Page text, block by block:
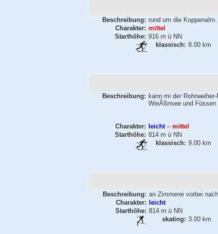
Beschreibung: rund um die
Charakter: mittel
Starthöhe: 916 m ü NN
klassisch: 8.00 km
Beschreibung: kann mi der
WeiÃßnsee und Füssen
Charakter: leicht– mittel
Starthöhe: 814 m ü NN
klassisch: 9.00 km
Beschreibung: an Zimmerei vorbei
Charakter:
leicht
Starthöhe: 814 m ü NN
skating: 3.00 km